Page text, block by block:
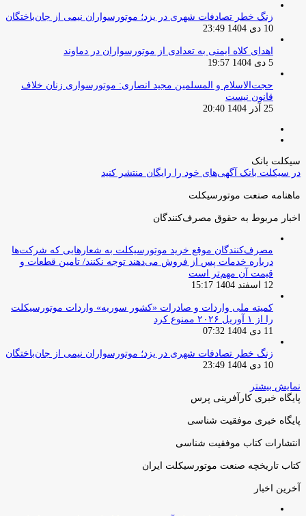
زنگ خطر تصادفات شهری در یزد؛ موتورسواران نیمی از جان‌باختگان
10 دی 1404 23:49
اهدای کلاه ایمنی به تعدادی از موتورسواران در دماوند
5 دی 1404 19:57
حجت‌الاسلام و المسلمین مجید انصاری: موتورسواری زنان خلاف
قانون نیست
25 آذر 1404 20:40
سیکلت بانک
در سیکلت بانک آگهی‌های خود را رایگان منتشر کنید
ماهنامه صنعت موتورسیکلت
اخبار مربوط به حقوق مصرف‌کنندگان
مصرف‌کنندگان موقع خرید موتورسیکلت به شعارهایی که شرکت‌ها
درباره خدمات پس از فروش می‌دهند توجه نکنند/ تامین قطعات و
قیمت آن مهم‌تر است
12 اسفند 1404 15:17
کمیته ملی واردات و صادرات «کشور سوریه» واردات موتورسیکلت
را از ۱ آوریل ۲۰۲۶ ممنوع کرد
11 دی 1404 07:32
زنگ خطر تصادفات شهری در یزد؛ موتورسواران نیمی از جان‌باختگان
10 دی 1404 23:49
نمایش بیشتر
پایگاه خبری کارآفرینی پرس
پایگاه خبری موفقیت شناسی
انتشارات کتاب موفقیت شناسی
کتاب تاریخچه صنعت موتورسیکلت ایران
آخرین اخبار